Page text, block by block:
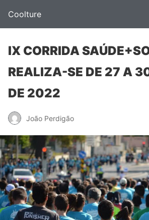
Coolture
IX CORRIDA
REALIZA-SE DE 27 A
DE 2022
João Perdigão